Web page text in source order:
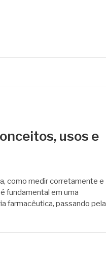
usos e
como medir corretamente e
fundamental em uma
farmacêutica, passando pela